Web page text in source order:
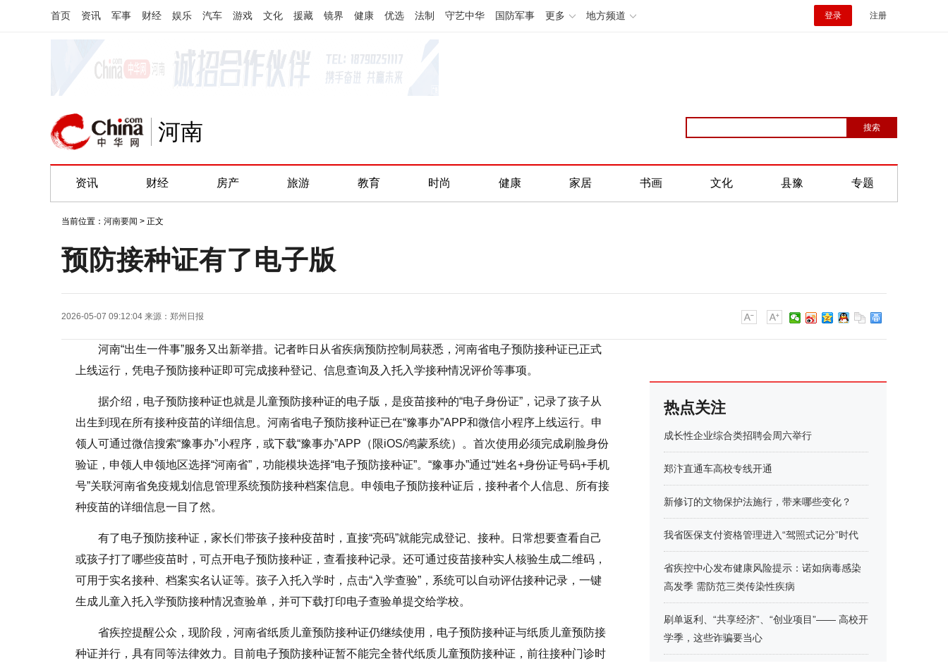
首页 资讯 军事 财经 娱乐 汽车 游戏 文化 援藏 镜界 健康 优选 法制 守艺中华 国防军事 更多 地方频道 登录 注册
河南
资讯 财经 房产 旅游 教育 时尚 健康 家居 书画 文化 县豫 专题
当前位置： 河南要闻 > 正文
预防接种证有了电子版
2026-05-07 09:12:04 来源： 郑州日报
河南“出生一件事”服务又出新举措。记者昨日从省疾病预防控制局获悉，河南省电子预防接种证已正式
上线运行，凭电子预防接种证即可完成接种登记、信息查询及入托入学接种情况评价等事项。
据介绍，电子预防接种证也就是儿童预防接种证的电子版，是疫苗接种的“电子身份证”，记录了孩子从
出生到现在所有接种疫苗的详细信息。河南省电子预防接种证已在“豫事办”APP和微信小程序上线运行。申
领人可通过微信搜索“豫事办”小程序，或下载“豫事办”APP（限iOS/鸿蒙系统）。首次使用必须完成刷脸身份
验证，申领人申领地区选择“河南省”，功能模块选择“电子预防接种证”。“豫事办”通过“姓名+身份证号码+手机
号”关联河南省免疫规划信息管理系统预防接种档案信息。申领电子预防接种证后，接种者个人信息、所有接
种疫苗的详细信息一目了然。
有了电子预防接种证，家长们带孩子接种疫苗时，直接“亮码”就能完成登记、接种。日常想要查看自己
或孩子打了哪些疫苗时，可点开电子预防接种证，查看接种记录。还可通过疫苗接种实人核验生成二维码，
可用于实名接种、档案实名认证等。孩子入托入学时，点击“入学查验”，系统可以自动评估接种记录，一键
生成儿童入托入学预防接种情况查验单，并可下载打印电子查验单提交给学校。
省疾控提醒公众，现阶段，河南省纸质儿童预防接种证仍继续使用，电子预防接种证与纸质儿童预防接
种证并行，具有同等法律效力。目前电子预防接种证暂不能完全替代纸质儿童预防接种证，前往接种门诊时
热点关注
成长性企业综合类招聘会周六举行
郑汴直通车高校专线开通
新修订的文物保护法施行，带来哪些变化？
我省医保支付资格管理进入“驾照式记分”时代
省疾控中心发布健康风险提示：诺如病毒感染
高发季 需防范三类传染性疾病
刷单返利、“共享经济”、“创业项目”—— 高校开
学季，这些诈骗要当心